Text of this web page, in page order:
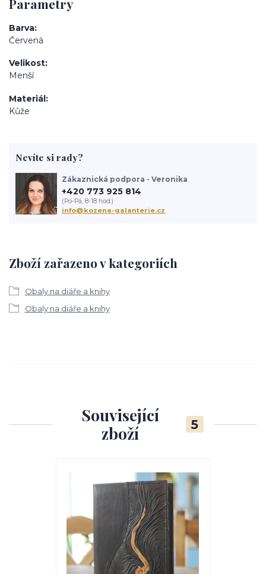
Parametry
Barva
Červená
Velikost
Menší
Materiál
Kůže
Zboží zařazeno v kategoriích
Obaly na diáře a knihy
Obaly na diáře a knihy
Nevíte si rady?
Zákaznická podpora - Veronika
+420 773 925 814
(Po-Pá, 8-18 hod.)
info@kozena-galanterie.cz
Související
zboží
5